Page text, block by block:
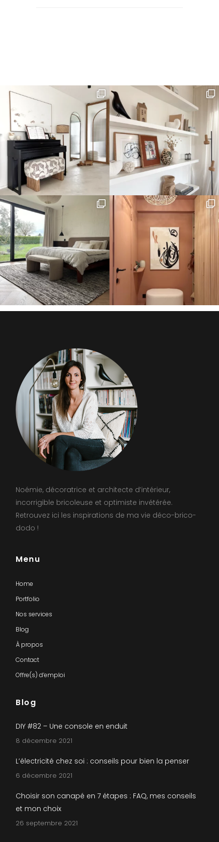
Noémie, décoratrice et architecte d’intérieur,
incorrigible bricoleuse et optimiste invétérée.
Retrouvez ici les inspirations de ma vie déco-brico-
dodo !
Menu
Home
Portfolio
Nos services
Blog
À propos
Contact
Offre(s) d’emploi
Blog
DIY #82 – Une console en enduit
8 décembre 2021
L’électricité chez soi : conseils pour bien la penser
6 décembre 2021
Choisir son canapé en 7 étapes : FAQ, mes conseils
et mon choix
26 septembre 2021